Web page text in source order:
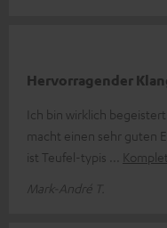
Hervorragender
Ich bin wirklich
macht einen sehr guten
ist Teufel-typis
Mark-André T.